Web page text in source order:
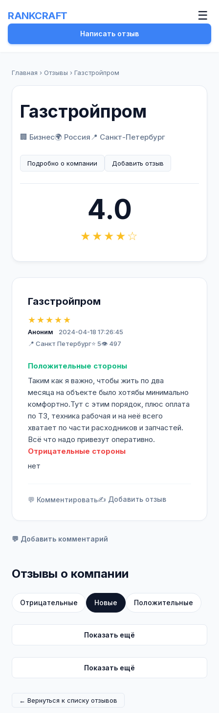
RANKCRAFT ☰
Написать отзыв
Главная › Отзывы › Газстройпром
Газстройпром
🏢 Бизнес🌍 Россия📍 Санкт-Петербург
Подробно о компании Добавить отзыв
4.0
★★★★☆
Газстройпром
★★★★★
Аноним
2024-04-18 17:26:45
📍 Санкт Петербург⭐ 5👁️ 497
Положительные стороны
Таким как я важно, чтобы жить по два
месяца на объекте было хотябы минимально
комфортно.Тут с этим порядок, плюс оплата
по ТЗ, техника рабочая и на неё всего
хватает по части расходников и запчастей.
Всё что надо привезут оперативно.
Отрицательные стороны
нет
💬 Комментировать✍️ Добавить отзыв
💬 Добавить комментарий
Отзывы о компании
Отрицательные Новые Положительные
Показать ещё
Показать ещё
← Вернуться к списку отзывов